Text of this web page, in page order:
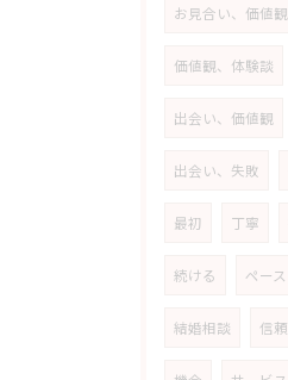
お見合い、価値観
価値観、体験談
出会い、価値観
出会い、失敗
最初 丁寧
続ける ペース
結婚相談 信頼